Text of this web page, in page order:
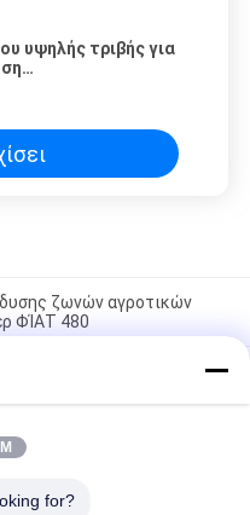
υψηλής τριβής για
ζωνών αγροτικών
ΦΊΑΤ 480
ρόλο επένδυσης
για τη ζώνη φρένων
τις
φρένων για τη ζώνη
for?